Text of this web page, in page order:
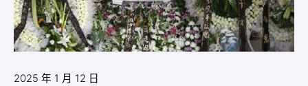
2025 年 1 月 12 日